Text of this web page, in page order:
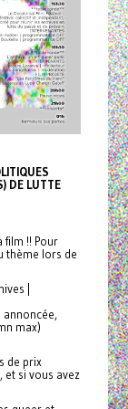
DE LUTTE
film !! Pour
thème lors de
|
annoncée,
max)
de prix
et si vous avez